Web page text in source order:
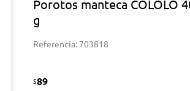
Porotos manteca COLOLÓ
g
Referencia: 703818
$89